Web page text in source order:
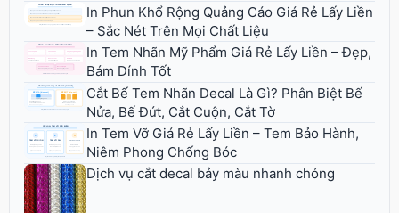
In Phun Khổ Rộng Quảng Cáo Giá Rẻ Lấy Liền
– Sắc Nét Trên Mọi Chất Liệu
In Tem Nhãn Mỹ Phẩm Giá Rẻ Lấy Liền – Đẹp,
Bám Dính Tốt
Cắt Bế Tem Nhãn Decal Là Gì? Phân Biệt Bế
Nửa, Bế Đứt, Cắt Cuộn, Cắt Tờ
In Tem Vỡ Giá Rẻ Lấy Liền – Tem Bảo Hành,
Niêm Phong Chống Bóc
Dịch vụ cắt decal bảy màu nhanh chóng